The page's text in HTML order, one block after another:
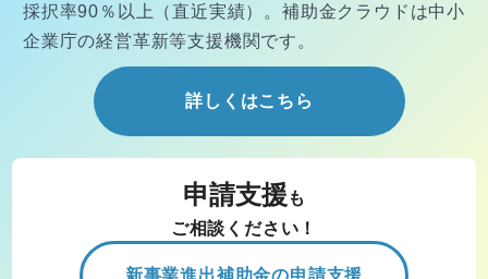
採択率90％以上（直近実績）。 補助金クラウドは中小
企業庁の経営革新等支援機関です。
詳しくはこちら
申請支援 も
ご相談ください！
新事業進出補助金の申請支援